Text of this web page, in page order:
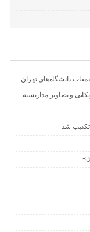
دانشگاه‌های تهران
و تصاویر مداربسته
تکذیب شد